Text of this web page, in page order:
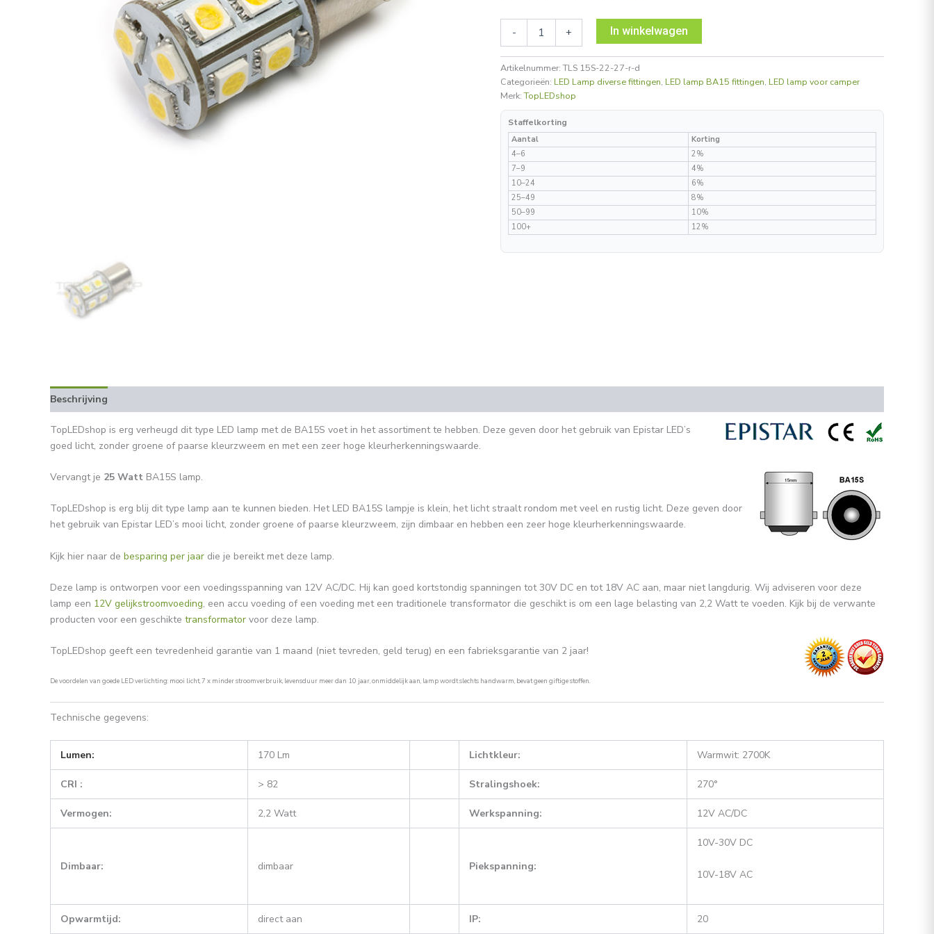
- + In winkelwagen
Artikelnummer:TLS 15S-22-27-r-d
Categorieën: LED Lamp diverse fittingen, LED lamp BA15 fittingen, LED lamp voor camper
Merk:TopLEDshop
Staffelkorting
Aantal
Korting
4–6
2%
7–9
4%
10–24
6%
25–49
8%
50–99
10%
100+
12%
Beschrijving
TopLEDshop is erg verheugd dit type LED lamp met de BA15S voet in het assortiment te hebben. Deze geven door het gebruik van Epistar LED’s
goed licht, zonder groene of paarse kleurzweem en met een zeer hoge kleurherkenningswaarde.
Vervangt je 25 Watt BA15S lamp.
TopLEDshop is erg blij dit type lamp aan te kunnen bieden. Het LED BA15S lampje is klein, het licht straalt rondom met veel en rustig licht. Deze geven door
het gebruik van Epistar LED’s mooi licht, zonder groene of paarse kleurzweem, zijn dimbaar en hebben een zeer hoge kleurherkenningswaarde.
Kijk hier naar de besparing per jaar die je bereikt met deze lamp.
Deze lamp is ontworpen voor een voedingsspanning van 12V AC/DC. Hij kan goed kortstondig spanningen tot 30V DC en tot 18V AC aan, maar niet langdurig. Wij adviseren voor deze
lamp een 12V gelijkstroomvoeding, een accu voeding of een voeding met een traditionele transformator die geschikt is om een lage belasting van 2,2 Watt te voeden. Kijk bij de verwante
producten voor een geschikte transformator voor deze lamp.
TopLEDshop geeft een tevredenheid garantie van 1 maand (niet tevreden, geld terug) en een fabrieksgarantie van 2 jaar!
De voordelen van goede LED verlichting: mooi licht, 7 x minder stroomverbruik, levensduur meer dan 10 jaar, onmiddelijk aan, lamp wordt slechts handwarm, bevat geen giftige stoffen.
Technische gegevens:
Lumen: 170 Lm Lichtkleur: Warmwit: 2700K
CRI : > 82 Stralingshoek: 270°
Vermogen: 2,2 Watt Werkspanning: 12V AC/DC
Dimbaar: dimbaar Piekspanning:
10V-30V DC
10V-18V AC
Opwarmtijd: direct aan IP: 20